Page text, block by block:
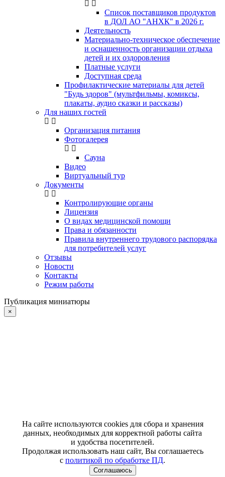
Список поставщиков продуктов
в ДОЛ АО "АНХК" в 2026 г.
Деятельность
Материально-техническое обеспечение
и оснащенность организации отдыха
детей и их оздоровления
Платные услуги
Доступная среда
Профилактические материалы для детей
"Будь здоров" (мультфильмы, комиксы,
плакаты, аудио сказки и рассказы)
Для наших гостей
Организация питания
Фотогалерея
Сауна
Видео
Виртуальный тур
Документы
Контролирующие органы
Лицензия
О видах медицинской помощи
Права и обязанности
Правила внутреннего трудового распорядка
для потребителей услуг
Отзывы
Новости
Контакты
Режим работы
Публикация миниатюры
×
На сайте используются cookies для сбора и хранения
данных, необходимых для корректной работы сайта
и удобства посетителей.
Продолжая использовать наш сайт, Вы соглашаетесь
с политикой по обработке ПД.
Соглашаюсь